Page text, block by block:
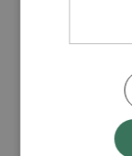
LOGGA